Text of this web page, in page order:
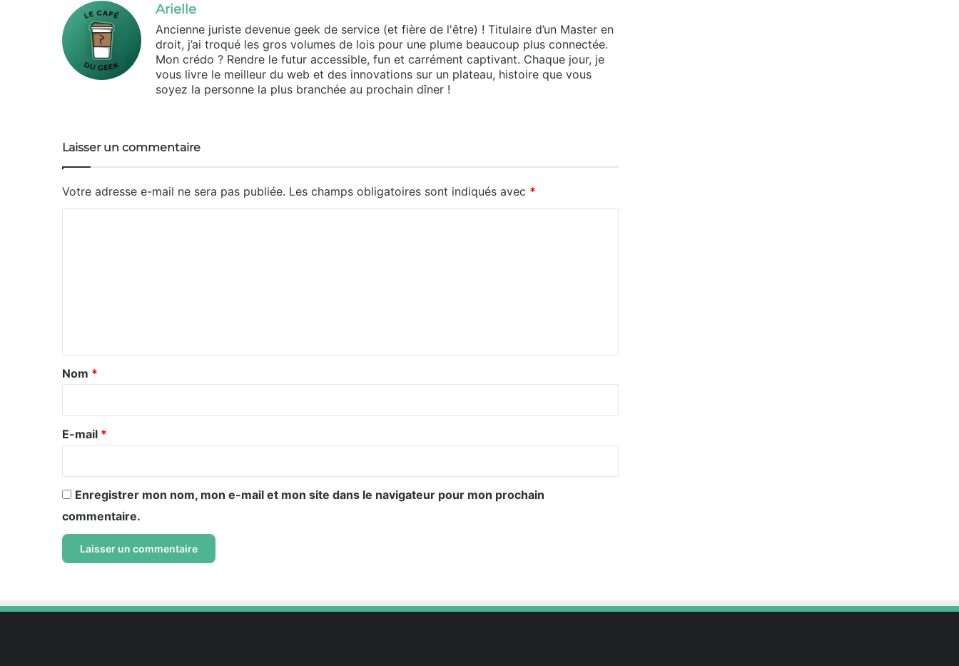
Arielle
Ancienne juriste devenue geek de service (et fière de l'être) ! Titulaire d’un Master en
droit, j’ai troqué les gros volumes de lois pour une plume beaucoup plus connectée.
Mon crédo ? Rendre le futur accessible, fun et carrément captivant. Chaque jour, je
vous livre le meilleur du web et des innovations sur un plateau, histoire que vous
soyez la personne la plus branchée au prochain dîner !
Laisser un commentaire
Votre adresse e-mail ne sera pas publiée. Les champs obligatoires sont indiqués avec *
a
r
e
Nom *
E-mail *
Enregistrer mon nom, mon e-mail et mon site dans le navigateur pour mon prochain
commentaire.